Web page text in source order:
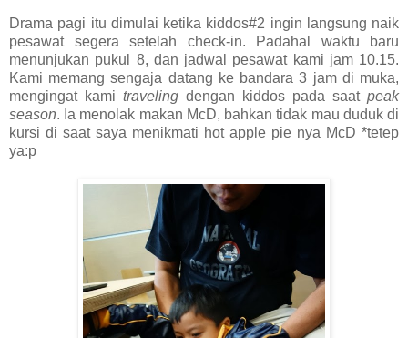
Drama pagi itu dimulai ketika kiddos#2 ingin langsung naik
pesawat segera setelah check-in. Padahal waktu baru
menunjukan pukul 8, dan jadwal pesawat kami jam 10.15.
Kami memang sengaja datang ke bandara 3 jam di muka,
mengingat kami traveling dengan kiddos pada saatpeak
season. Ia menolak makan McD, bahkan tidak mau duduk di
kursi di saat saya menikmati hot apple pie nya McD *tetep
ya:p